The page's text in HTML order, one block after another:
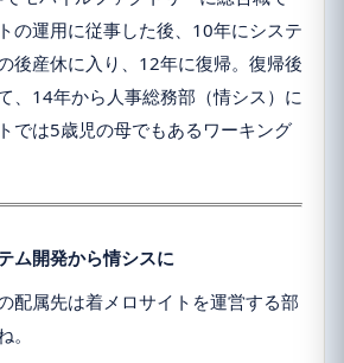
の運用に従事した後、10年にシステ
後産休に入り、12年に復帰。復帰後
、14年から人事総務部（情シス）に
では5歳児の母でもあるワーキング
ム開発から情シスに
属先は着メロサイトを運営する部